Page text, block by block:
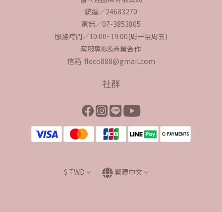
統編／24683270
電話／07-3853805
服務時間／10:00~19:00(周一至周五)
客服專線&商業合作
信箱 fldco888@gmail.com
社群
$ TWD 繁體中文